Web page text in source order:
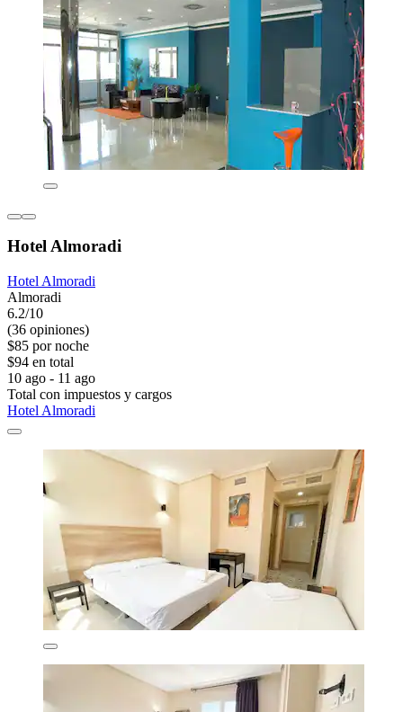
Hotel Almoradi
Hotel Almoradi
Almoradi
6.2/10
(36 opiniones)
$85 por noche
$94 en total
10 ago - 11 ago
Total con impuestos y cargos
Hotel Almoradi